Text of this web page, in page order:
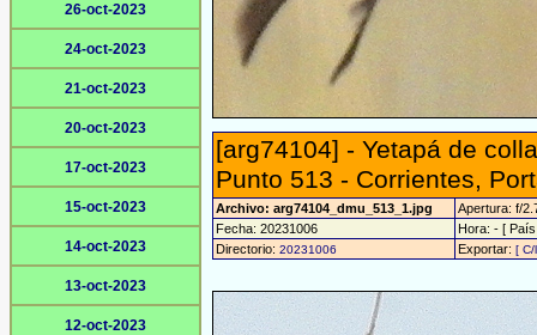
26-oct-2023
24-oct-2023
21-oct-2023
20-oct-2023
17-oct-2023
15-oct-2023
14-oct-2023
13-oct-2023
12-oct-2023
[arg74104] - Yetapá de
Punto 513 - Corrientes,
Archivo: arg74104_dmu_513_1.jpg
Apertura: f/
Fecha: 20231006
Hora: - [
Directorio: 20231006 Exportar: [ C/